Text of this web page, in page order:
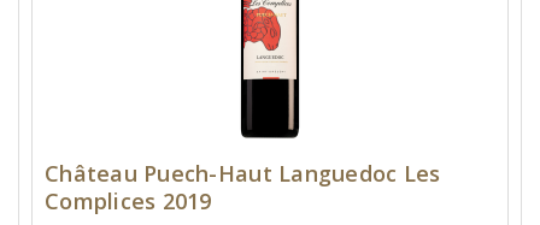
Château Puech-Haut Languedoc Les
Complices 2019